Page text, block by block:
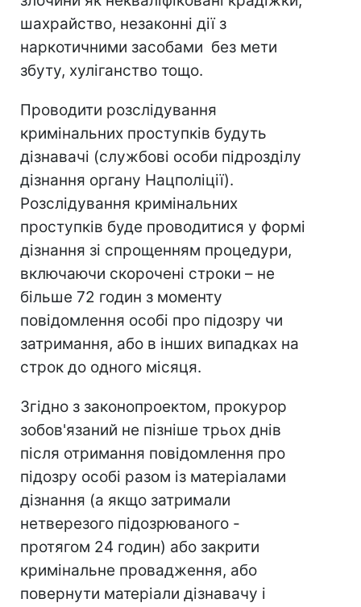
шахрайство, незаконні дії з
наркотичними засобами без мети
збуту, хуліганство тощо.
Проводити розслідування
кримінальних проступків будуть
дізнавачі (службові особи підрозділу
дізнання органу Нацполіції).
Розслідування кримінальних
проступків буде проводитися у формі
дізнання зі спрощенням процедури,
включаючи скорочені строки – не
більше 72 годин з моменту
повідомлення особі про підозру чи
затримання, або в інших випадках на
строк до одного місяця.
Згідно з законопроектом, прокурор
зобов'язаний не пізніше трьох днів
після отримання повідомлення про
підозру особі разом із матеріалами
дізнання (а якщо затримали
нетверезого підозрюваного -
протягом 24 годин) або закрити
кримінальне провадження, або
повернути матеріали дізнавачу і